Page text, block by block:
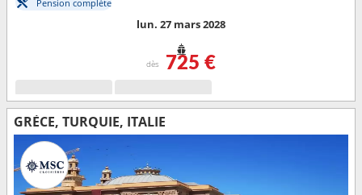
Pension complète
lun. 27 mars 2028
dès 725 €
GRÈCE, TURQUIE, ITALIE